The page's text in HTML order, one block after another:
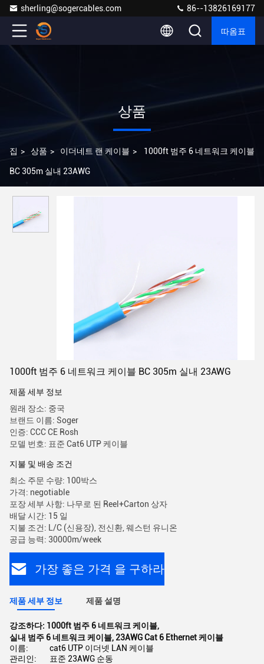
sherling@sogercables.com 86--13826169177
따옴표
상품
집 > 상품 > 이더네트 랜 케이블 > 1000ft 범주 6 네트워크 케이블
BC 305m 실내 23AWG
1000ft 범주 6 네트워크 케이블 BC 305m 실내 23AWG
제품 세부 정보
원래 장소: 중국
브랜드 이름: Soger
인증: CCC CE Rosh
모델 번호: 표준 Cat6 UTP 케이블
지불 및 배송 조건
최소 주문 수량: 100박스
가격: negotiable
포장 세부 사항: 나무로 된 Reel+Carton 상자
배달 시간: 15 일
지불 조건: L/C (신용장), 전신환, 웨스턴 유니온
공급 능력: 30000m/week
가장 좋은 가격 을 구하라
제품 세부 정보 제품 설명
강조하다: 1000ft 범주 6 네트워크 케이블,
실내 범주 6 네트워크 케이블, 23AWG Cat 6 Ethernet 케이블
이름:
cat6 UTP 이더넷 LAN 케이블
관리인:
표준 23AWG 순동